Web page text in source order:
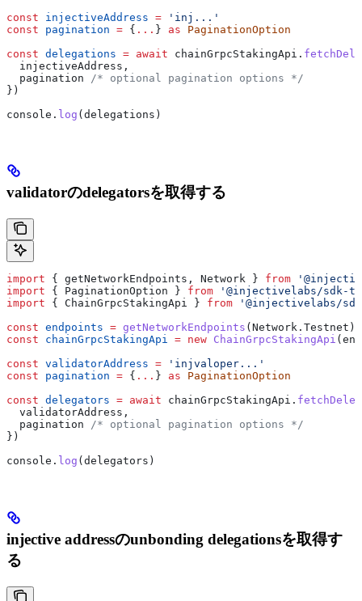
const injectiveAddress = 'inj...'
const pagination = { ... } as PaginationOption
const delegations = await chainGrpcStakingApi .
  injectiveAddress
,
  pagination
/* optional pagination options */
})
console . log (delegations )
validatorのdelegatorsを取得する
import { getNetworkEndpoints , Network } from
import { PaginationOption } from '@injectivelabs/sdk-
import { ChainGrpcStakingApi } from '@injectivelabs/
const endpoints = getNetworkEndpoints ( Network . Testnet )
const chainGrpcStakingApi = new ChainGrpcStakingApi (
const validatorAddress = 'injvaloper...'
const pagination = { ... } as PaginationOption
const delegators = await chainGrpcStakingApi .
  validatorAddress
,
  pagination
/* optional pagination options */
})
console . log ( delegators )
injective addressのunbonding delegationsを取得す
る